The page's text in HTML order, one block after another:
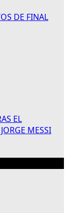
DE FINAL
EL
MESSI